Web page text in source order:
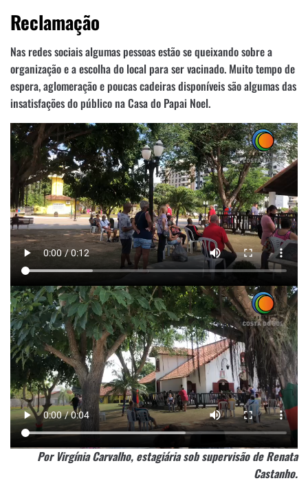
Reclamação
Nas redes sociais algumas pessoas estão se queixando sobre a
organização e a escolha do local para ser vacinado. Muito tempo de
espera, aglomeração e poucas cadeiras disponíveis são algumas das
insatisfações do público na Casa do Papai Noel.
Por Virgínia Carvalho, estagiária sob supervisão de Renata
Castanho.